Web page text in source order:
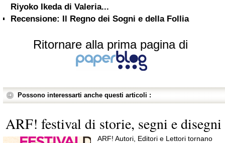
Riyoko Ikeda di Valeria...
Recensione: Il Regno dei Sogni e della Follia
Ritornare alla prima pagina di
Possono interessarti anche questi articoli :
ARF! festival di storie, segni e disegni
ARF! Autori, Editori e Lettori tornano